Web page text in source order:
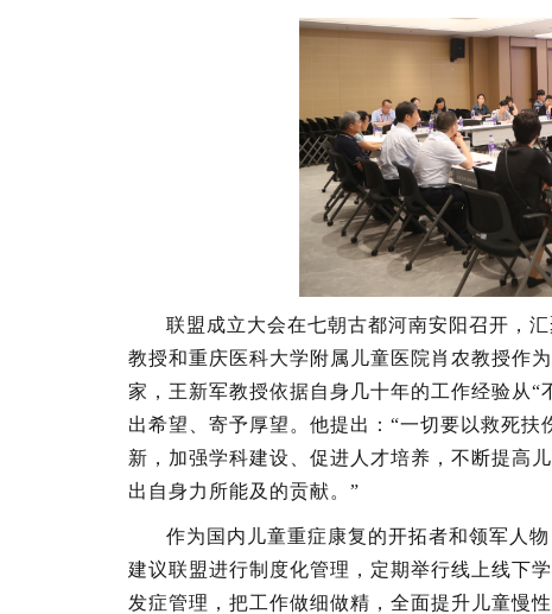
联盟成立大会在七朝古都河南安阳召开，
教授和重庆医科大学附属儿童医院肖农教授作
家，王新军教授依据自身几十年的工作经验从
出希望、寄予厚望。他提出：“一切要以救死
新，加强学科建设、促进人才培养，不断提高
出自身力所能及的贡献。”
作为国内儿童重症康复的开拓者和领军人
建议联盟进行制度化管理，定期举行线上线下
发症管理，把工作做细做精，全面提升儿童慢